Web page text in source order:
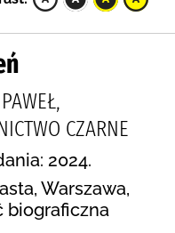
CZARNE
2024.
Warszawa,
biograficzna